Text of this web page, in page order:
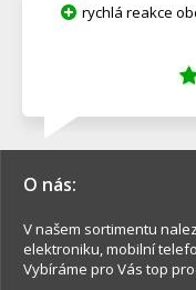
rychlá reakce
O nás:
V našem sortimentu
elektroniku, mobilní
Vybíráme pro Vás top